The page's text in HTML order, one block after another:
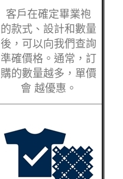
客戶在確定畢業袍
的款式、設計和數量
後，可以向我們查詢
準確價格。通常，訂
購的數量越多，單價
會 越優惠。